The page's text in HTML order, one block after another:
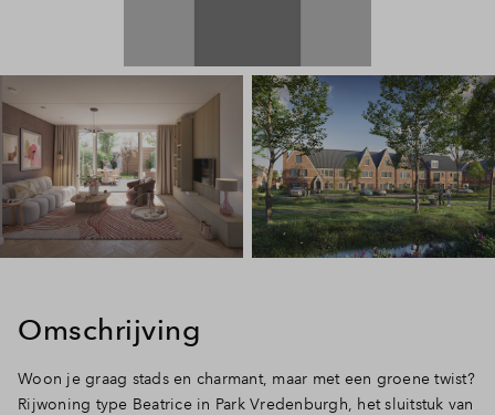
Omschrijving
Woon je graag stads en charmant, maar met een groene twist?
Rijwoning type Beatrice in Park Vredenburgh, het sluitstuk van